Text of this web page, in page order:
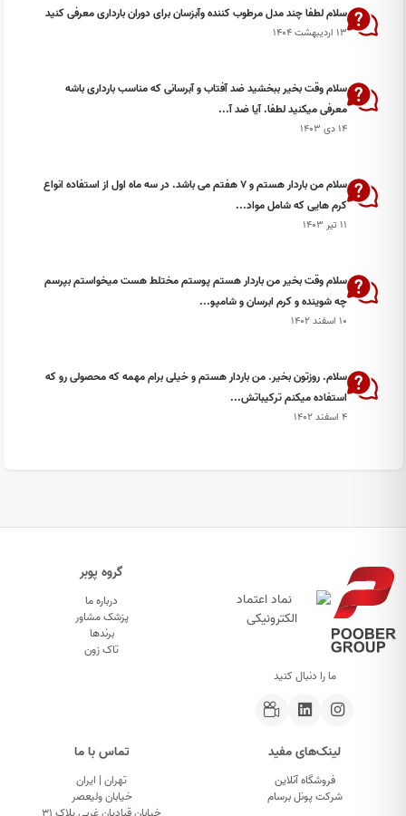
سلام لطفا چند مدل مرطوب کننده وآبزسان برای دوران بارداری معرفی کنید
۱۳ اردیبهشت ۱۴۰۴
سلام وقت بخیر ببخشید ضد آفتاب و آبرسانی که مناسب بارداری باشه
معرفی میکنید لطفا. آیا ضد آ...
۱۴ دی ۱۴۰۳
سلام من باردار هستم و 7 هفتم می باشد. در سه ماه اول از استفاده انواع
کرم هایی که شامل مواد...
۱۱ تیر ۱۴۰۳
سلام وقت بخیر من باردار هستم پوستم مختلط هست میخواستم بپرسم
چه شوینده و کرم ابرسان و شامپو...
۱۰ اسفند ۱۴۰۲
سلام. روزتون بخیر. من باردار هستم و خیلی برام مهمه که محصولی رو که
استفاده میکنم ترکیباتش...
۴ اسفند ۱۴۰۲
ما را دنبال کنید
گروه پوبر
درباره ما
پزشک مشاور
برندها
تاک زون
لینک‌های مفید
فروشگاه آنلاین
شرکت پونل برسام
تماس با ما
تهران | ایران
خیابان ولیعصر